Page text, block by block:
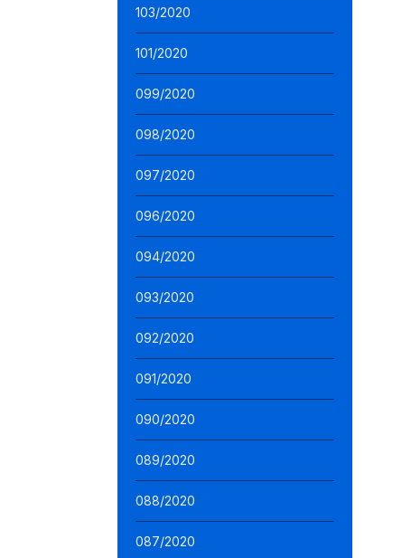
103/2020
101/2020
099/2020
098/2020
097/2020
096/2020
094/2020
093/2020
092/2020
091/2020
090/2020
089/2020
088/2020
087/2020